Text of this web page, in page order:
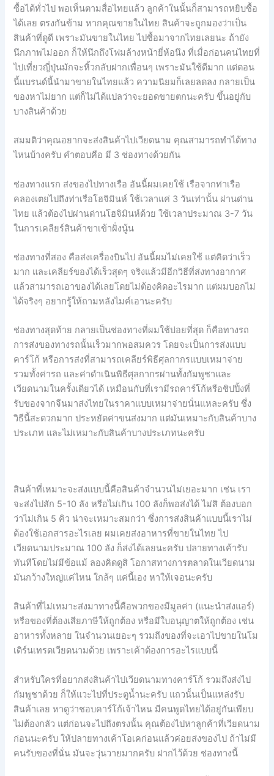
ซื้อได้ทั่วไป พอเห็นตามสื่อไทยแล้ว ลูกค้าในนั้นก็สามารถหยิบซื้อ
ได้เลย ตรงกันข้าม หากคุณขายในไทย สินค้าจะถูกมองว่าเป็น
สินค้าที่ดูดี เพราะมันขายในไทย ไปซื้อมาจากไทยเลยนะ ถ้ายัง
นึกภาพไม่ออก ก็ให้นึกถึงโฟมล้างหน้ายี่ห้อนึง ที่เมื่อก่อนคนไทยที่
ไปเที่ยวญี่ปุ่นมักจะหิ้วกลับฝากเพื่อนๆ เพราะมันใช้ดีมาก แต่ตอน
นี้แบรนด์นี้นำมาขายในไทยแล้ว ความนิยมก็เลยลดลง กลายเป็น
ของหาไม่ยาก แต่ก็ไม่ได้แปลว่าจะยอดขายตกนะครับ ขึ้นอยู่กับ
บางสินค้าด้วย
สมมติว่าคุณอยากจะส่งสินค้าไปเวียดนาม คุณสามารถทำได้ทาง
ไหนบ้างครับ คำตอบคือ มี 3 ช่องทางด้วยกัน
ช่องทางแรก ส่งของไปทางเรือ อันนี้ผมเคยใช้ เรือจากท่าเรือ
คลองเตยไปถึงท่าเรือโฮจิมินห์ ใช้เวลาแค่ 3 วันเท่านั้น ผ่านด่าน
ไทย แล้วต้องไปผ่านด่านโฮจิมินห์ด้วย ใช้เวลาประมาณ 3-7 วัน
ในการเคลียร์สินค้าขาเข้าฝั่งนู้น
ช่องทางที่สอง คือส่งเครื่องบินไป อันนี้ผมไม่เคยใช้ แต่คิดว่าเร็ว
มาก และเคลียร์ของได้เร็วสุดๆ จริงแล้วมีอีกวิธีที่ส่งทางอากาศ
แล้วสามารถเอาของได้เลยโดยไม่ต้องคิดอะไรมาก แต่ผมบอกไม่
ได้จริงๆ อยากรู้ให้ถามหลังไมค์เอานะครับ
ช่องทางสุดท้าย กลายเป็นช่องทางที่ผมใช้บ่อยที่สุด ก็คือทางรถ
การส่งของทางรถนั้นเร็วมากพอสมควร โดยจะเป็นการส่งแบบ
คาร์โก้ หรือการส่งที่สามารถเคลียร์พิธีศุลกากรแบบเหมาจ่าย
รวมทั้งค่ารถ และค่าดำเนินพิธีศุลกากรผ่านทั้งกัมพูชาและ
เวียดนามในครั้งเดียวได้ เหมือนกับที่เรามีรถคาร์โก้หรือชิปปิ้งที่
รับของจากจีนมาส่งไทยในราคาแบบเหมาจ่ายนั่นแหละครับ ซึ่ง
วิธีนี้สะดวกมาก ประหยัดค่าขนส่งมาก แต่มันเหมาะกับสินค้าบาง
ประเภท และไม่เหมาะกับสินค้าบางประเภทนะครับ
สินค้าที่เหมาะจะส่งแบบนี้คือสินค้าจำนวนไม่เยอะมาก เช่น เรา
จะส่งไปสัก 5-10 ลัง หรือไม่เกิน 100 ลังก็พอส่งได้ ไม่สิ ต้องบอก
ว่าไม่เกิน 5 คิว น่าจะเหมาะสมกว่า ซึ่งการส่งสินค้าแบบนี้เราไม่
ต้องใช้เอกสารอะไรเลย ผมเคยส่งอาหารที่ขายในไทย ไป
เวียดนามประมาณ 100 ลัง ก็ส่งได้เลยนะครับ ปลายทางเค้ารับ
ทันทีโดยไม่มีข้อแม้ ลองคิดดูสิ โอกาสทางการตลาดในเวียดนาม
มันกว้างใหญ่แค่ไหน ใกล้ๆ แค่นี้เอง หาให้เจอนะครับ
สินค้าที่ไม่เหมาะส่งมาทางนี้คือพวกของมีมูลค่า (แนะนำส่งแอร์)
หรือของที่ต้องเสียภาษีให้ถูกต้อง หรือมีใบอนุญาตให้ถูกต้อง เช่น
อาหารทั้งหลาย ในจำนวนเยอะๆ รวมถึงของที่จะเอาไปขายในโม
เดิร์นเทรดเวียดนามด้วย เพราะเค้าต้องการอะไรแบบนี้
สำหรับใครที่อยากส่งสินค้าไปเวียดนามทางคาร์โก้ รวมถึงส่งไป
กัมพูชาด้วย ก็ให้แวะไปที่ประตูน้ำนะครับ แถวนั้นเป็นแหล่งรับ
สินค้าเลย หาดูว่าชอบคาร์โก้เจ้าไหน มีคนพูดไทยได้อยู่กันเพียบ
ไม่ต้องกลัว แต่ก่อนจะไปถึงตรงนั้น คุณต้องไปหาลูกค้าที่เวียดนาม
ก่อนนะครับ ให้ปลายทางเค้าโอเคก่อนแล้วค่อยส่งของไป ถ้าไม่มี
คนรับของที่นั่น มันจะวุ่นวายมากครับ ฝากไว้ด้วย ช่องทางนี้